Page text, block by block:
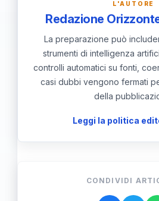
L'AUTORE
Redazione
La preparazione può
strumenti di intelligenza
controlli automatici su fonti,
casi dubbi vengono fermati
della
Leggi la politica
CONDIVIDI